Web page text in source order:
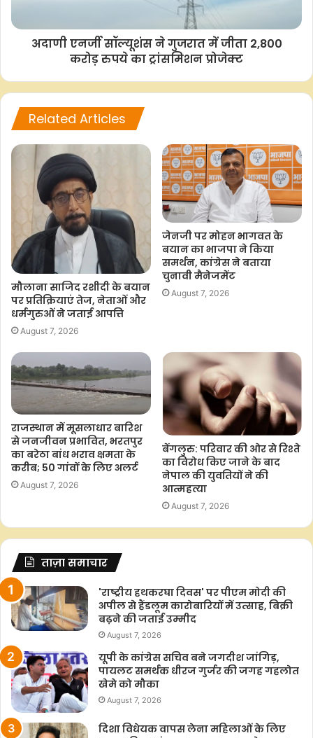
o
k
p
p
r
n
k
अदाणी एनर्जी सॉल्यूशंस ने गुजरात में जीता 2,800
करोड़ रुपये का ट्रांसमिशन प्रोजेक्ट
Related Articles
मौलाना साजिद रशीदी के बयान
पर प्रतिक्रियाएं तेज, नेताओं और
धर्मगुरुओं ने जताई आपत्ति
August 7, 2026
जेनजी पर मोहन भागवत के
बयान का भाजपा ने किया
समर्थन, कांग्रेस ने बताया
चुनावी मैनेजमेंट
August 7, 2026
राजस्थान में मूसलाधार बारिश
से जनजीवन प्रभावित, भरतपुर
का बरेठा बांध भराव क्षमता के
करीब; 50 गांवों के लिए अलर्ट
August 7, 2026
बेंगलुरु: परिवार की ओर से रिश्ते
का विरोध किए जाने के बाद
नेपाल की युवतियों ने की
आत्महत्या
August 7, 2026
ताज़ा समाचार
'राष्ट्रीय हथकरघा दिवस' पर पीएम मोदी की
अपील से हैंडलूम कारोबारियों में उत्साह, बिक्री
बढ़ने की जताई उम्मीद
August 7, 2026
यूपी के कांग्रेस सचिव बने जगदीश जांगिड़,
पायलट समर्थक धीरज गुर्जर की जगह गहलोत
खेमे को मौका
August 7, 2026
दिशा विधेयक वापस लेना महिलाओं के लिए